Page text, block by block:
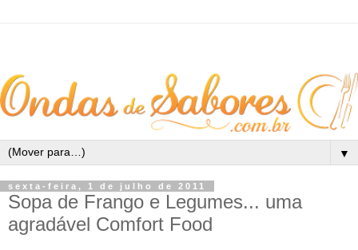
▼
sexta-feira, 1 de julho de 2011
Sopa de Frango e Legumes... uma
agradável Comfort Food